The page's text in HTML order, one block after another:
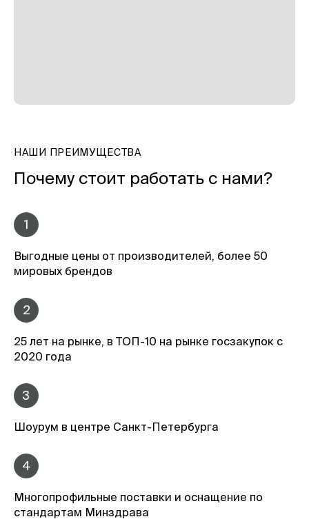
НАШИ ПРЕИМУЩЕСТВА
Почему стоит работать с нами?
1
Выгодные цены от производителей, более 50
мировых брендов
2
25 лет на рынке, в ТОП-10 на рынке госзакупок с
2020 года
3
Шоурум в центре Санкт-Петербурга
4
Многопрофильные поставки и оснащение по
стандартам Минздрава